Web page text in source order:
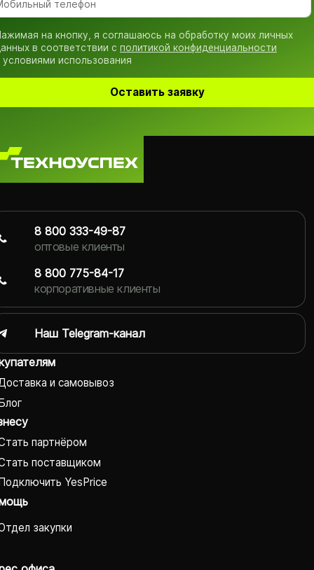
на кнопку, я соглашаюсь на обработку моих личных
в соответствии с политикой конфиденциальности
условиями использования
Оставить заявку
и самовывоз
партнёром
поставщиком
YesPrice
закупки
8 800 333-49-87
оптовые клиенты
8 800 775-84-17
корпоративные клиенты
Наш Telegram-канал